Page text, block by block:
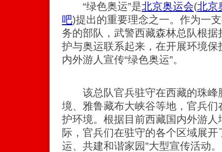
“绿色奥运”是北京奥运会(北京
吧)提出的重要理念之一。作为一
务的部队，武警西藏森林总队根
护与奥运联系起来，在开展环境
内外游人宣传“绿色奥运”。
该总队官兵驻守在西藏的珠峰
境、雅鲁藏布大峡谷等地，官兵
护环境。根据目前西藏国内外游
际，官兵们在驻守的各个区域展开
运、共建和谐家园”大型宣传活动。